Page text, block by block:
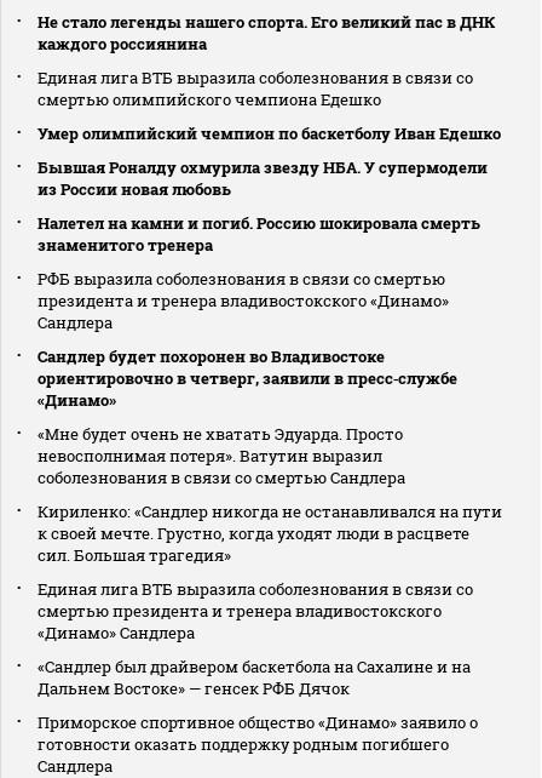
Не стало легенды нашего спорта. Его великий пас в ДНК
каждого россиянина
Единая лига ВТБ выразила соболезнования в связи со
смертью олимпийского чемпиона Едешко
Умер олимпийский чемпион по баскетболу Иван Едешко
Бывшая Роналду охмурила звезду НБА. У супермодели
из России новая любовь
Налетел на камни и погиб. Россию шокировала смерть
знаменитого тренера
РФБ выразила соболезнования в связи со смертью
президента и тренера владивостокского «Динамо»
Сандлера
Сандлер будет похоронен во Владивостоке
ориентировочно в четверг, заявили в пресс‑службе
«Динамо»
«Мне будет очень не хватать Эдуарда. Просто
невосполнимая потеря». Ватутин выразил
соболезнования в связи со смертью Сандлера
Кириленко: «Сандлер никогда не останавливался на пути
к своей мечте. Грустно, когда уходят люди в расцвете
сил. Большая трагедия»
Единая лига ВТБ выразила соболезнования в связи со
смертью президента и тренера владивостокского
«Динамо» Сандлера
«Сандлер был драйвером баскетбола на Сахалине и на
Дальнем Востоке» — генсек РФБ Дячок
Приморское спортивное общество «Динамо» заявило о
готовности оказать поддержку родным погибшего
Сандлера